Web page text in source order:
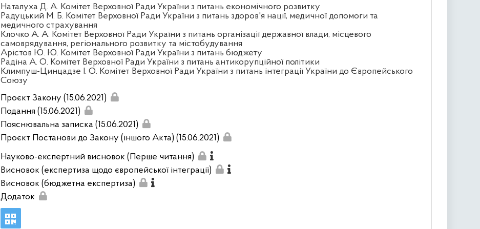
Наталуха Д. А. Комітет Верховної Ради України з питань економічного розвитку
Радуцький М. Б. Комітет Верховної Ради України з питань здоров'я нації, медичної допомоги та
медичного страхування
Клочко А. А. Комітет Верховної Ради України з питань організації державної влади, місцевого
самоврядування, регіонального розвитку та містобудування
Арістов Ю. Ю. Комітет Верховної Ради України з питань бюджету
Радіна А. О. Комітет Верховної Ради України з питань антикорупційної політики
Климпуш-Цинцадзе І. О. Комітет Верховної Ради України з питань інтеграції України до Європейського
Союзу
Проєкт Закону (15.06.2021)
Подання (15.06.2021)
Пояснювальна записка (15.06.2021)
Проєкт Постанови до Закону (іншого Акта) (15.06.2021)
Науково-експертний висновок (Перше читання)
Висновок (експертиза щодо європейської інтеграції)
Висновок (бюджетна експертиза)
Додаток